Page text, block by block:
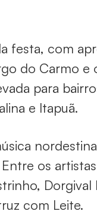
festa, com
do Carmo e
para
e Itapuã.
os
Dorgival
com Leite.